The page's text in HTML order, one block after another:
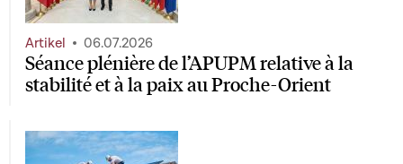
Séance plénière de l’APUPM relative à la
stabilité et à la paix au Proche-Orient
Artikel 06.07.2026